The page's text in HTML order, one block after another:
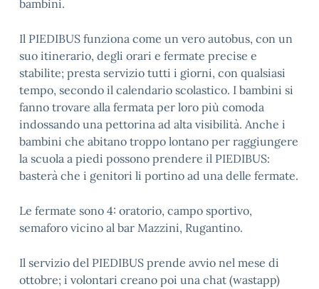
bambini.
Il PIEDIBUS funziona come un vero autobus, con un
suo itinerario, degli orari e fermate precise e
stabilite; presta servizio tutti i giorni, con qualsiasi
tempo, secondo il calendario scolastico. I bambini si
fanno trovare alla fermata per loro più comoda
indossando una pettorina ad alta visibilità. Anche i
bambini che abitano troppo lontano per raggiungere
la scuola a piedi possono prendere il PIEDIBUS:
basterà che i genitori li portino ad una delle fermate.
Le fermate sono 4: oratorio, campo sportivo,
semaforo vicino al bar Mazzini, Rugantino.
Il servizio del PIEDIBUS prende avvio nel mese di
ottobre; i volontari creano poi una chat (wastapp)